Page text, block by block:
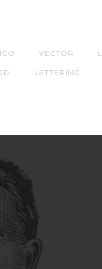
VECTOR
LETTERING